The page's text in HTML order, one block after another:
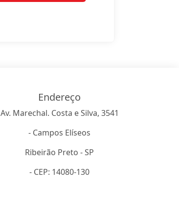
Endereço
Av. Marechal. Costa e Silva, 3541
- Campos Elíseos
Ribeirão Preto - SP
- CEP: 14080-130